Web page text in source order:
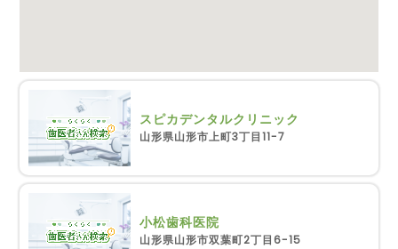
スピカデンタルクリニック
山形県山形市上町3丁目11-7
小松歯科医院
山形県山形市双葉町2丁目6-15